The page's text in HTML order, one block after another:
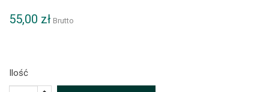
55,00 zł Brutto
Ilość